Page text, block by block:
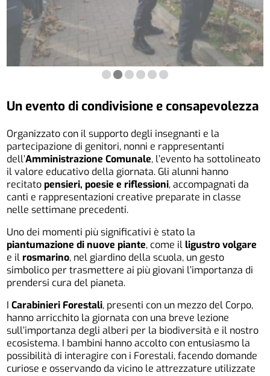
Un evento di condivisione e consapevolezza
Organizzato con il supporto degli insegnanti e la
partecipazione di genitori, nonni e rappresentanti
dell’Amministrazione Comunale, l’evento ha sottolineato
il valore educativo della giornata. Gli alunni hanno
recitatopensieri, poesie e riflessioni, accompagnati da
canti e rappresentazioni creative preparate in classe
nelle settimane precedenti.
Uno dei momenti più significativi è stato la
piantumazione di nuove piante, come illigustro volgare
e ilrosmarino, nel giardino della scuola, un gesto
simbolico per trasmettere ai più giovani l’importanza di
prendersi cura del pianeta.
ICarabinieri Forestali, presenti con un mezzo del Corpo,
hanno arricchito la giornata con una breve lezione
sull’importanza degli alberi per la biodiversità e il nostro
ecosistema. I bambini hanno accolto con entusiasmo la
possibilità di interagire con i Forestali, facendo domande
curiose e osservando da vicino le attrezzature utilizzate